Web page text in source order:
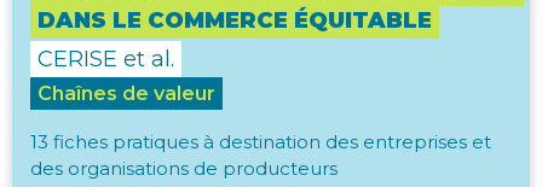
DANS LE COMMERCE ÉQUITABLE
CERISE et al.
Chaînes de valeur
13 fiches pratiques à destination des entreprises et
des organisations de producteurs